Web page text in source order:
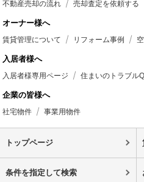
不動産売却の流れ
売却査定を依頼する
オーナー様へ
賃貸管理について リフォーム事例
入居者様へ
入居者様専用ページ 住まいのトラブル
企業の皆様へ
社宅物件 事業用物件
トップページ
条件を指定して検索